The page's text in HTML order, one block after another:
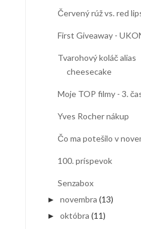
Červený rúž vs. red
First Giveaway -
Tvarohový koláč alias
cheesecake
Moje TOP filmy - 3.
Yves Rocher nákup
Čo ma potešilo v
100. príspevok
Senzabox
► novembra (13)
► októbra (11)